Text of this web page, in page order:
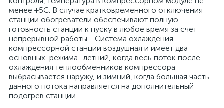
менее +5С. В случае кратковременного отключения
станции обогреватели обеспечивают полную
готовность станции к пуску в любое время за счет
непрерывной работы. Система охлаждения
компрессорной станции воздушная и имеет два
основных режима- летний, когда весь поток после
охлаждения теплообменников компрессора
выбрасывается наружу, и зимний, когда большая часть
данного потока направляется на дополнительный
подогрев станции.